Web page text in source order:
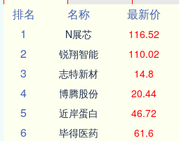
排名
名称 最新价
1
N展芯 116.52
2 锐翔智能 110.02
3 志特新材 14.8
4 博腾股份 20.44
5 近岸蛋白 46.72
6 毕得医药 61.6